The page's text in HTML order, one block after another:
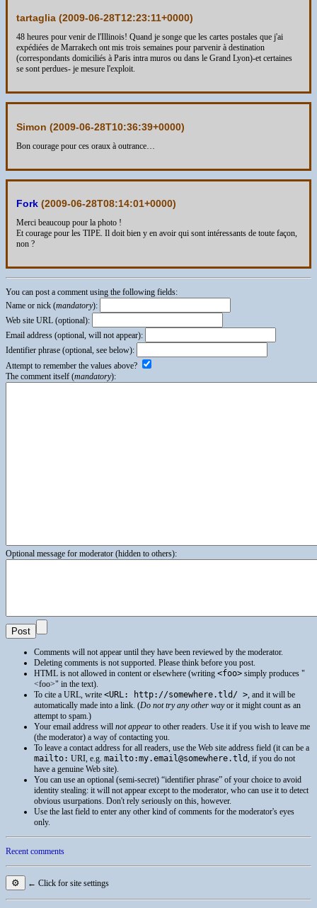
tartaglia (2009-06-28T12:23:11+0000)
48 heures pour venir de l'Illinois! Quand je songe que les cartes postales que j'ai
expédiées de Marrakech ont mis trois semaines pour parvenir à destination
(correspondants domiciliés à Paris intra muros ou dans le Grand Lyon)-et certaines
se sont perdues- je mesure l'exploit.
Simon (2009-06-28T10:36:39+0000)
Bon courage pour ces oraux à outrance…
Fork (2009-06-28T08:14:01+0000)
Merci beaucoup pour la photo !
Et courage pour les TIPE. Il doit bien y en avoir qui sont intéressants de toute façon,
non ?
You can post a comment using the following fields:
Name or nick (mandatory):
Web site URL (optional):
Email address (optional, will not appear):
Identifier phrase (optional, see below):
Attempt to remember the values above?
The comment itself (mandatory):
Optional message for moderator (hidden to others):
Comments will not appear until they have been reviewed by the moderator.
Deleting comments is not supported. Please think before you post.
HTML is not allowed in content or elsewhere (writing <foo> simply produces
<foo>
in the text).
To cite a URL, write <URL: http://somewhere.tld/ >, and it will be
automatically made into a link. (Do not try any other wayor it might count as an
attempt to spam.)
Your email address will not appear to other readers. Use it if you wish to leave me
(the moderator) a way of contacting you.
To leave a contact address for all readers, use the Web site address field (it can be a
mailto: URI, e.g. mailto:my.email@somewhere.tld, if you do not
have a genuine Web site).
You can use an optional (semi-secret) “identifier phrase” of your choice to avoid
identity stealing: it will not appear except to the moderator, who can use it to detect
obvious usurpations. Don't rely seriously on this, however.
Use the last field to enter any other kind of comments for the moderator's eyes
only.
Recent comments
⚙ ← Click for site settings